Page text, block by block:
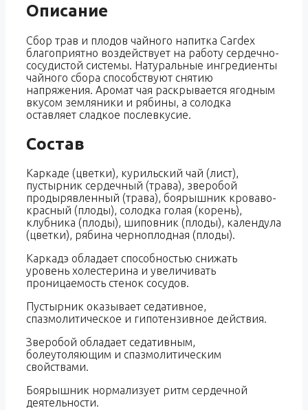
Описание
Сбор трав и плодов чайного напитка Сагdех
благоприятно воздействует на работу сердечно-
сосудистой системы. Натуральные ингредиенты
чайного сбора способствуют снятию
напряжения. Аромат чая раскрывается ягодным
вкусом земляники и рябины, а солодка
оставляет сладкое послевкусие.
Состав
Каркаде (цветки), курильский чай (лист),
пустырник сердечный (трава), зверобой
продырявленный (трава), боярышник кроваво-
красный (плоды), солодка голая (корень),
клубника (плоды), шиповник (плоды), календула
(цветки), рябина черноплодная (плоды).
Каркадэ обладает способностью снижать
уровень холестерина и увеличивать
проницаемость стенок сосудов.
Пустырник оказывает седативное,
спазмолитическое и гипотензивное действия.
Зверобой обладает седативным,
болеутоляющим и спазмолитическим
свойствами.
Боярышник нормализует ритм сердечной
деятельности.